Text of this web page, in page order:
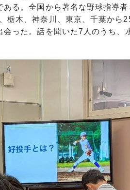
る。全国から著名な野球指導
栃木、神奈川、東京、千葉から
った。話を聞いた7人のうち、